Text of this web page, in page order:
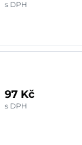
s DPH
97 Kč
s DPH